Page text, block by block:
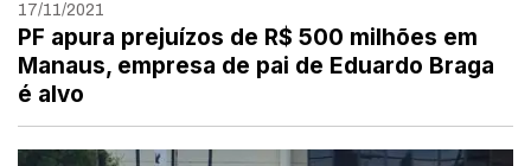
17/11/2021
PF apura prejuízos de R$ 500 milhões em
Manaus, empresa de pai de Eduardo Braga
é alvo